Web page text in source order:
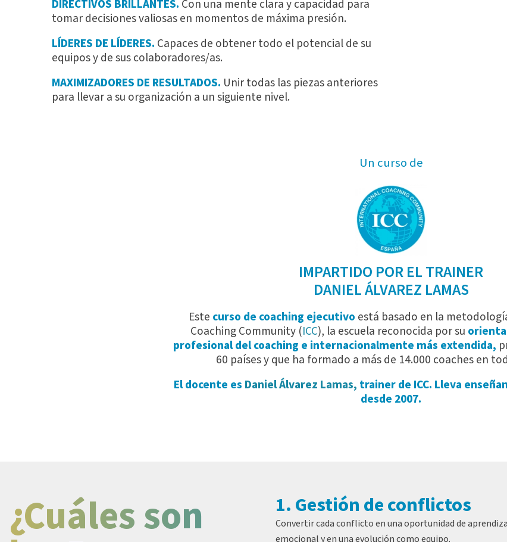
DIRECTIVOS BRILLANTES. Con una mente clara y capacidad para
tomar decisiones valiosas en momentos de máxima presión.
LÍDERES DE LÍDERES. Capaces de obtener todo el potencial de su
equipos y de sus colaboradores/as.
MAXIMIZADORES DE RESULTADOS. Unir todas las piezas anteriores
para llevar a su organización a un siguiente nivel.
Un curso de
IMPARTIDO POR EL TRAINER
DANIEL ÁLVAREZ LAMAS
Este curso de coaching ejecutivo está basado en la
Coaching Community (ICC), la escuela reconocida por su
profesional del coaching e internacionalmente más extendida,
60 países y que ha formado a más de 14.000 coaches en
El docente es Daniel Álvarez Lamas, trainer de ICC. Lleva
desde 2007.
¿Cuáles son 1. Gestión de conflictos
Convertir cada conflicto en una oportunidad de
emocional y en una evolución como equipo.